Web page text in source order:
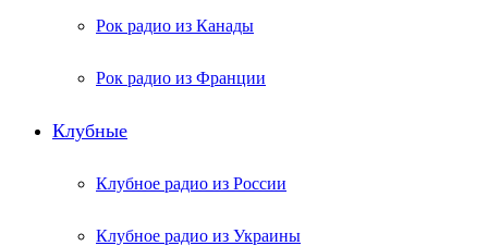
Рок радио из Канады
Рок радио из Франции
Клубные
Клубное радио из России
Клубное радио из Украины